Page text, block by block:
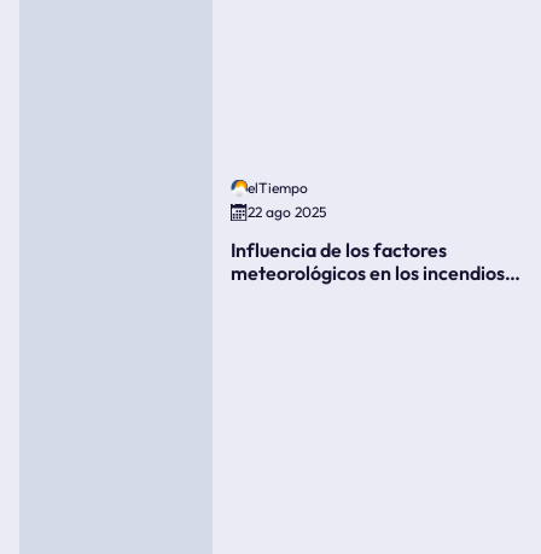
elTiempo
22 ago 2025
Influencia de los factores
meteorológicos en los incendios